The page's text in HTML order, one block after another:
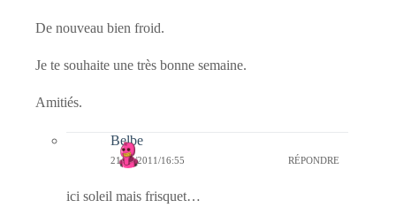
De nouveau bien froid.
Je te souhaite une très bonne semaine.
Amitiés.
Belbe
21/02/2011/16:55 RÉPONDRE
ici soleil mais frisquet…